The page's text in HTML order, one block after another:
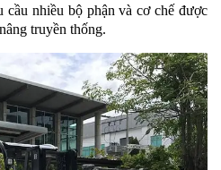
cầu nhiều bộ phận và cơ chế được
truyền thống.